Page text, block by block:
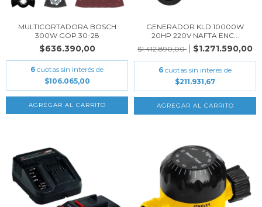
MULTICORTADORA BOSCH
300W GOP 30-28
$636.390,00
6 cuotas sin interés de
$106.065,00
GENERADOR KLD 10000W
20HP 220V NAFTA ENC...
$1.412.890,00
$1.271.590,00
6 cuotas sin interés de
$211.931,67